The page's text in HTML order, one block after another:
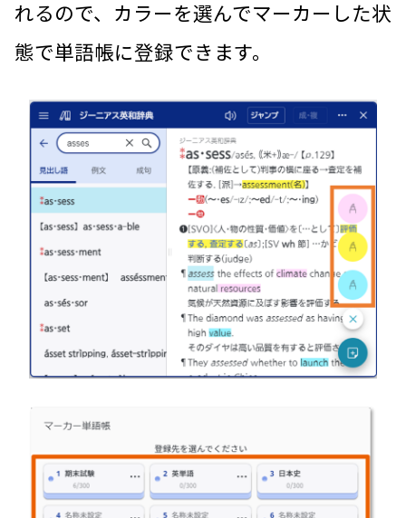
れるので、カラーを選んでマーカーした状
態で単語帳に登録できます。